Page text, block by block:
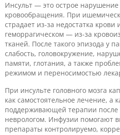
Инсульт — это острое нарушение
кровообращения. При
страдает из-за недостатка крови
геморрагическом — из-за
тканей. После такого эпизода у
слабость, головокружение,
памяти, глотания, а также
режимом и переносимостью
При инсульте головного мозга
как самостоятельное лечение, а
поддерживающей терапии после
неврологом. Инфузии помогают
препараты контролируемо,